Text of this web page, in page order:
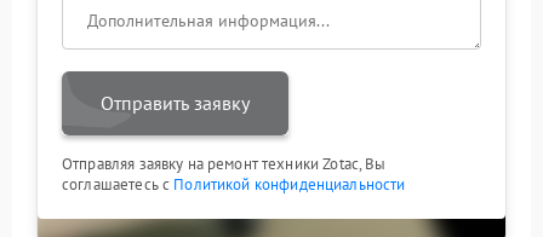
Отправить заявку
Отправляя заявку на ремонт техники Zotac, Вы
соглашаетесь с Политикой конфиденциальности